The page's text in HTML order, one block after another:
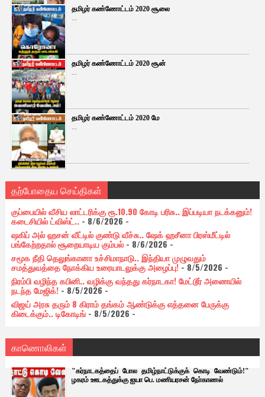
தமிழர் கண்ணோட்டம் 2020 சூலை
...
தமிழர் கண்ணோட்டம் 2020 சூன்
...
தமிழர் கண்ணோட்டம் 2020 மே
...
தற்போதைய செய்திகள்
குப்பையில் வீசிய லாட்டரிக்கு ரூ.10.90 கோடி பரிசு.. இப்படியா நடக்கனும்!
கடைசியில் ட்விஸ்ட்..- 8/6/2026 -
ஷகிப் அல் ஹசன் வீட்டில் குண்டு வீச்சு.. ஷேக் ஹசீனா பிரஸ்மீட்டில்
பங்கேற்றதால் சூறையாடிய கும்பல்- 8/6/2026-
சமூக நீதி தெலுங்கானா உச்சிமாநாடு.. இந்தியா முழுவதும்
சமத்துவத்தை நோக்கிய உரையாடலுக்கு அழைப்பு!- 8/5/2026 -
நிரம்பி வழிந்த கபினி.. வழிக்கு வந்தது கர்நாடகா! மேட்டூர் அணையில்
நடந்த மேஜிக்!- 8/5/2026 -
விஜய் அரசு தரும் 8 கிராம் தங்கம் ஆண்டுக்கு எத்தனை பேருக்கு
கிடைக்கும்.. டிகோடிங்- 8/5/2026 -
காணொலிகள்
"கர்நாடகத்தைப் போல தமிழ்நாட்டுக்குக் கொடி வேண்டும்!"
ழகரம் ஊடகத்துக்கு ஐயா பெ. மணியரசன் நோ்காணல்